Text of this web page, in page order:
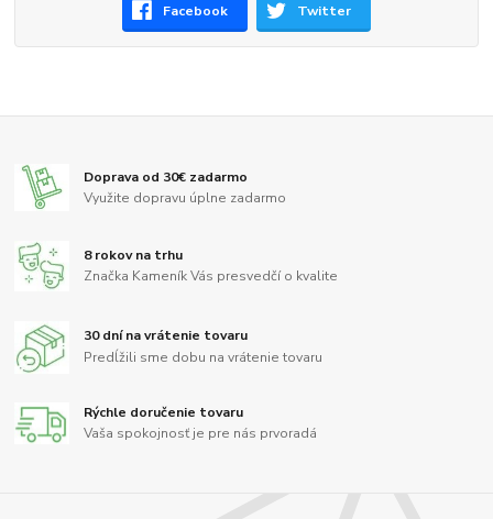
Facebook Twitter
Doprava od 30€ zadarmo
Využite dopravu úplne zadarmo
8 rokov na trhu
Značka Kameník Vás presvedčí o kvalite
30 dní na vrátenie tovaru
Predĺžili sme dobu na vrátenie tovaru
Rýchle doručenie tovaru
Vaša spokojnosť je pre nás prvoradá